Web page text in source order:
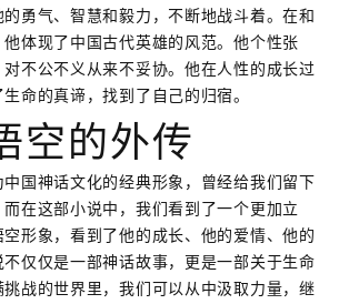
勇气、智慧和毅力，不断地战斗着。在和
体现了中国古代英雄的风范。他个性张
不公不义从来不妥协。他在人性的成长过
命的真谛，找到了自己的归宿。
空的外传
中国神话文化的经典形象，曾经给我们留下
在这部小说中，我们看到了一个更加立
形象，看到了他的成长、他的爱情、他的
仅仅是一部神话故事，更是一部关于生命
战的世界里，我们可以从中汲取力量，继